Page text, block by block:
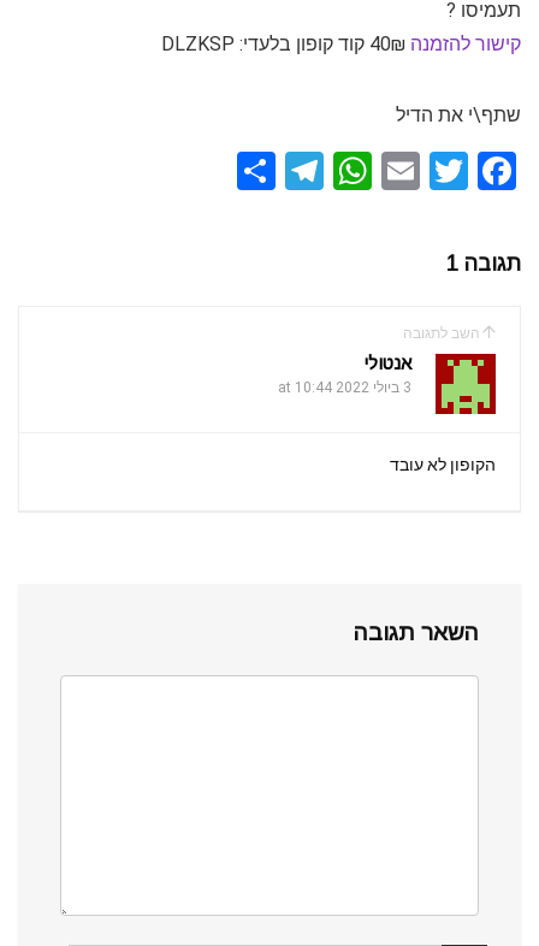
תעמיסו ?
קישור להזמנה
שתף\י את הדיל
F
ce
b
o
o
k
T
E
W
p
T
תגובה 1
השב לתגובה
אנטולי
3 ביולי 2022 at 10:44
הקופון לא עובד
השאר תגובה